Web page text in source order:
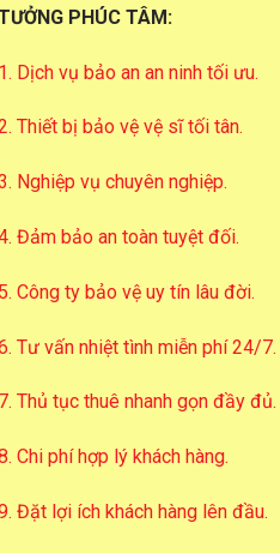
PHÚC TÂM:
1. Dịch vụ bảo an an ninh tối ưu.
Thiết bị bảo vệ vệ sĩ tối tân.
Nghiệp vụ chuyên nghiệp.
Đảm bảo an toàn tuyệt đối.
5. Công ty bảo vệ uy tín lâu đời.
Tư vấn nhiệt tình miễn phí 24/7.
7. Thủ tục thuê nhanh gọn đầy đủ.
Chi phí hợp lý khách hàng.
Đặt lợi ích khách hàng lên đầu.